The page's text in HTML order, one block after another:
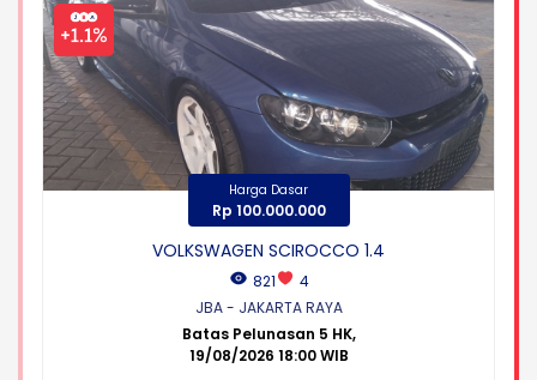
Harga Dasar
Rp 100.000.000
VOLKSWAGEN SCIROCCO 1.4
821
4
JBA - JAKARTA RAYA
Batas Pelunasan 5 HK,
19/08/2026 18:00 WIB